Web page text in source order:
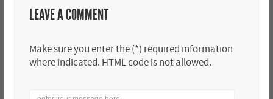
LEAVE A COMMENT
Make sure you enter the (*) required information
where indicated. HTML code is not allowed.